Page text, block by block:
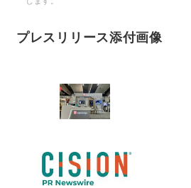
プレスリリース添付画像